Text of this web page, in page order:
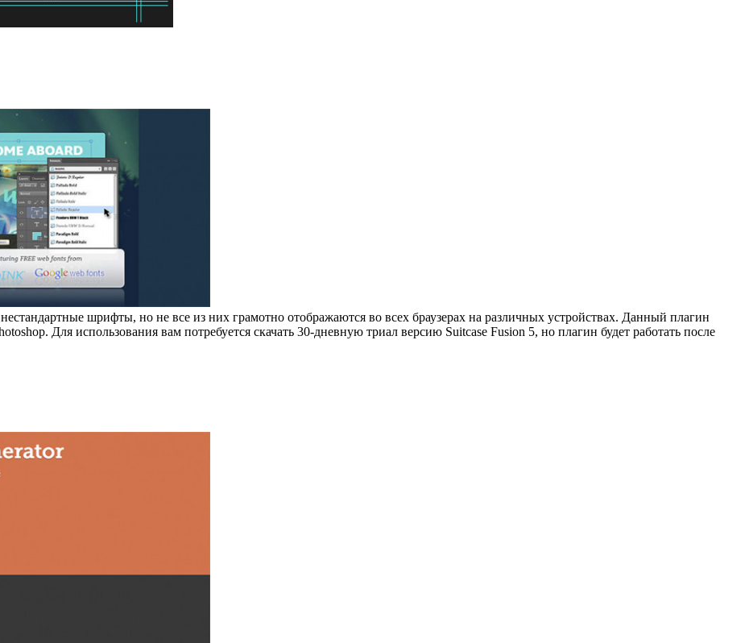
шрифты, но не все из них грамотно отображаются во всех браузерах на различных устройствах. Данный плагин
Для использования вам потребуется скачать 30-дневную триал версию Suitcase Fusion 5, но плагин будет работать после